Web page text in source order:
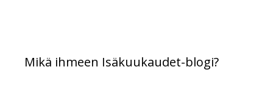
Mikä ihmeen Isäkuukaudet-blogi?